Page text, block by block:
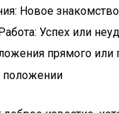
Новое
Успех или
прямого или
положении